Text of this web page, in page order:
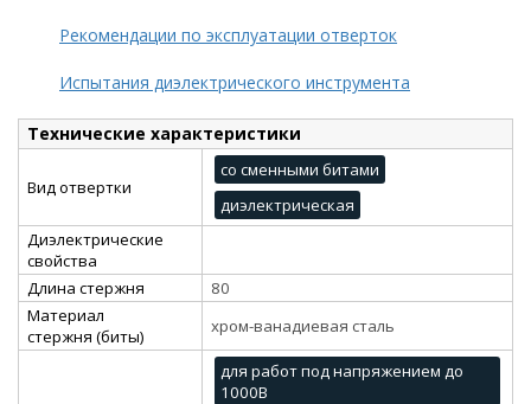
Рекомендации по эксплуатации отверток
Испытания диэлектрического инструмента
Технические характеристики
Вид отвертки
со сменными битами
диэлектрическая
Диэлектрические
свойства
Длина стержня
80
Материал
стержня (биты)
хром-ванадиевая сталь
для работ под напряжением до
1000В